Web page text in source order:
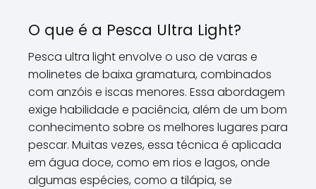
O que é a Pesca Ultra Light?
Pesca ultra light envolve o uso de varas e
molinetes de baixa gramatura, combinados
com anzóis e iscas menores. Essa abordagem
exige habilidade e paciência, além de um bom
conhecimento sobre os melhores lugares para
pescar. Muitas vezes, essa técnica é aplicada
em água doce, como em rios e lagos, onde
algumas espécies, como a tilápia, se